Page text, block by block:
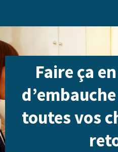
Faire ça
toutes vos